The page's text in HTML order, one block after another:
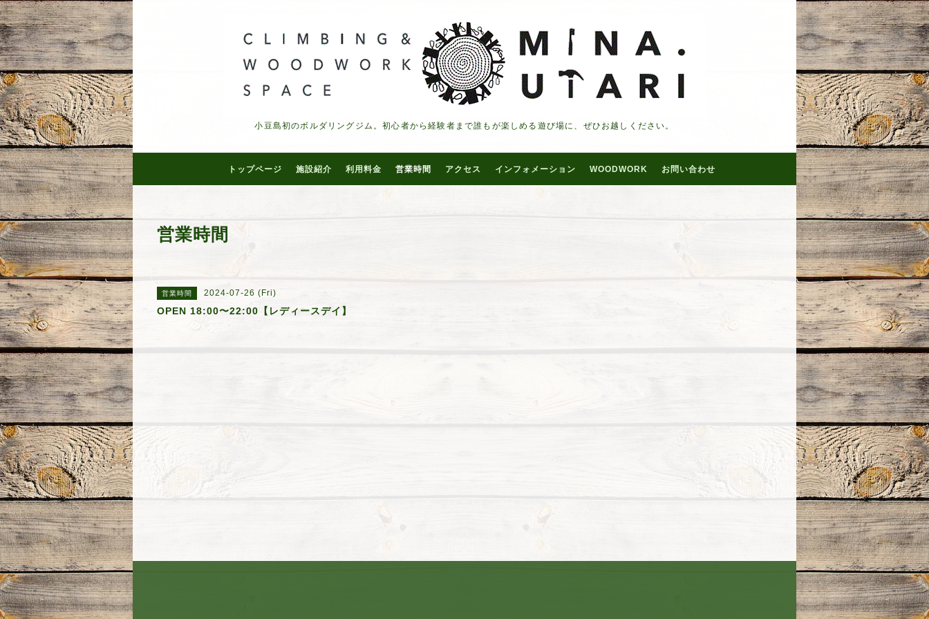
小豆島初のボルダリングジム。初心者から経験者まで誰もが楽しめる遊び場に、ぜひお越しください。
トップページ 施設紹介 利用料金 営業時間 アクセス インフォメーション WOODWORK お問い合わせ
営業時間
営業時間 2024-07-26 (Fri)
OPEN 18:00〜22:00【レディースデイ】